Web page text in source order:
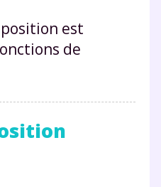
est
de